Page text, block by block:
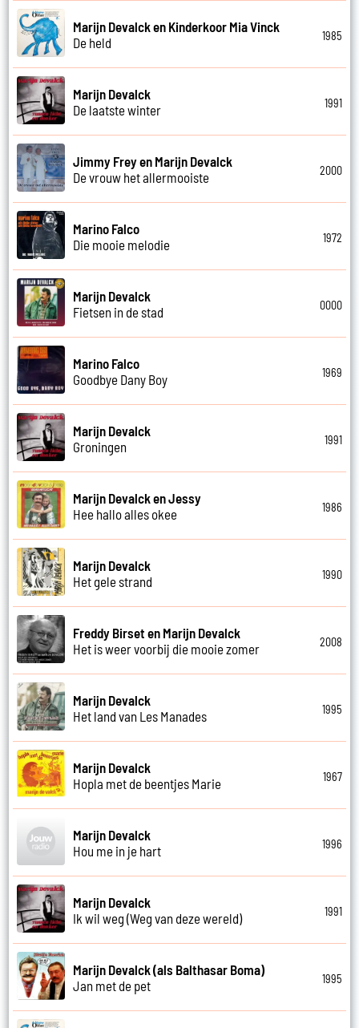
Marijn Devalck en Kinderkoor Mia Vinck
De held
1985
Marijn Devalck
De laatste winter
1991
Jimmy Frey en Marijn Devalck
De vrouw het allermooiste
2000
Marino Falco
Die mooie melodie
1972
Marijn Devalck
Fietsen in de stad
0000
Marino Falco
Goodbye Dany Boy
1969
Marijn Devalck
Groningen
1991
Marijn Devalck en Jessy
Hee hallo alles okee
1986
Marijn Devalck
Het gele strand
1990
Freddy Birset en Marijn Devalck
Het is weer voorbij die mooie zomer
2008
Marijn Devalck
Het land van Les Manades
1995
Marijn Devalck
Hopla met de beentjes Marie
1967
Marijn Devalck
Hou me in je hart
1996
Marijn Devalck
Ik wil weg (Weg van deze wereld)
1991
Marijn Devalck (als Balthasar Boma)
Jan met de pet
1995